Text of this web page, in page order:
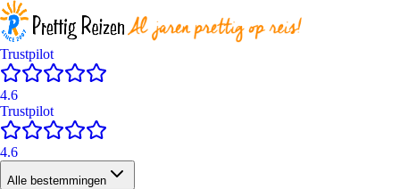
Trustpilot
4.6
Trustpilot
4.6
Alle bestemmingen